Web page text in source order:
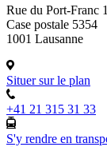
Rue du Port-Franc
Case postale 5354
1001 Lausanne
Situer sur le plan
+41 21 315 31 33
S'y rendre en